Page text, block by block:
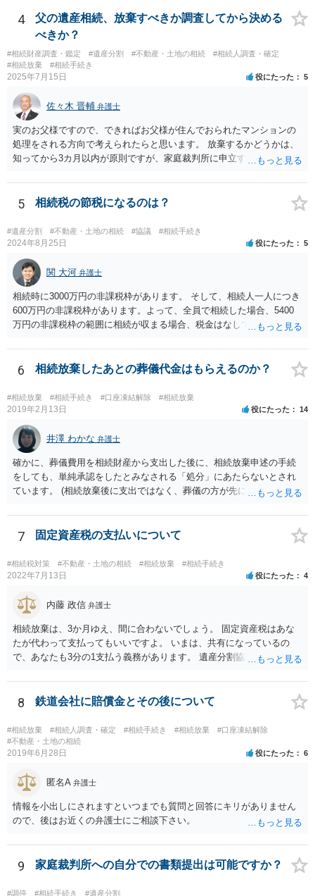
4
父の遺産相続、放棄すべきか調査してから決める
べきか？
#相続財産調査・鑑定 #遺産分割 #不動産・土地の相続
#相続人調査・確定
#相続放棄
#相続手続き
2025年7月15日 役にたった 5
佐々木 晋輔 弁護士
実のお父様ですので、できればお父様が住んでおられたマンションの
処理をされる方向で考えられたらと思います。 放棄するかどうかは、
知ってから3カ月以内が原則ですが、家庭裁判所に申立すれば3カ月の
放棄するかどうか決めることができます。 銀行やサラ金が数年も放置
することはありませんので、数年後に借金が発見される可能性はほぼ
伸長して調査したところ、サラ金に対する過払金など相当な財産が見
つかったため相続したという事例がありました。
5 相続税の節税になるのは？
#遺産分割 #不動産・土地の相続 #協議 #相続手続き
2024年8月25日 役にたった 5
関 大河 弁護士
相続時に3000万円の非課税枠があります。 そして、相続人一人につき
600万円の非課税枠があります。よって、全員で相続した場合、5400
万円の非課税枠の範囲に相続が収まる場合、税金はなしです。 一人が
範囲となります。 一般的には、全員で相続する方が税金はお得です。
また、全員で相続しても、話し合いの結果、親がすべて相続と決める
0万円分使えます。 父が亡くなり、母が全部相続すると、母から三人
で相続する際は、4800万円が非課税枠となります。 そうすると、母が
亡くなってから相続すると、両親のどちらかが亡くなってから相続す
るより非課税の枠が減少します。 計画的に相続をするのがおすすめと
いうことになります。これ以外にも気をつける点はあるかもしれませ
んので、一度相談して想定するのがおすすめと思います。
6 相続放棄したあとの葬儀代金はもらえるのか？
#相続放棄 #相続手続き #口座凍結解除 #相続放棄
2019年2月13日 役にたった 14
井澤 わかな 弁護士
確かに、葬儀費用を相続財産から支出した後に、相続放棄申述の手続
をしても、単純承認をしたとみなされる「処分」にあたらないとされ
ています。 (相続放棄後に支出ではなく、葬儀の方が先に来るのが通常
述の手続ということだと思いますが) ただ、葬儀費用ならいくらでもよ
いということではなく、身分相応の、社会的儀式として当然認められ
に葬儀費用を支出する経済力がなく、質素な葬儀を行った費用であれ
ば相続財産から支出しても単純承認と認められない可能性が高いの
7 固定資産税の支払いについて
#相続税対策 #不動産・土地の相続 #相続放棄 #相続手続き
2022年7月13日 役にたった 4
内藤 政信 弁護士
相続放棄は、3か月ゆえ、間に合わないでしょう。 固定資産税はあな
たが代わって支払ってもいいですよ。 いまは、共有になっているの
で、あなたも3分の1支払う義務があります。 遺産分割協議をして、不
払い義務があります。
8 鉄道会社に賠償金とその後について
#相続放棄 #相続人調査・確定 #相続手続き #相続放棄
#口座凍結解除
#不動産・土地の相続
2019年6月28日 役にたった 6
匿名A 弁護士
情報を小出しにされますといつまでも質問と回答にキリがありません
ので、後はお近くの弁護士にご相談下さい。
9 家庭裁判所への自分での書類提出は可能ですか？
#調停 #相続手続き #遺産分割